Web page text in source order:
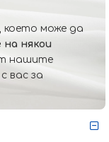
което може да
някои
нашите
вас за